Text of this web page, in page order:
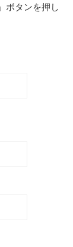
ボタンを押し